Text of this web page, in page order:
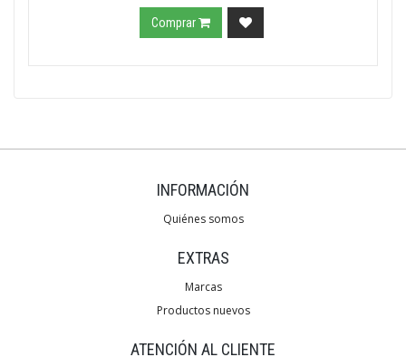
Comprar
INFORMACIÓN
Quiénes somos
EXTRAS
Marcas
Productos nuevos
ATENCIÓN AL CLIENTE